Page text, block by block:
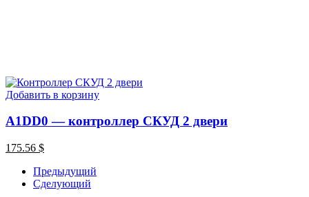
Добавить в корзину
A1DD0 — контроллер СКУД 2 двери
175.56 $
Предыдущий
Сделующий